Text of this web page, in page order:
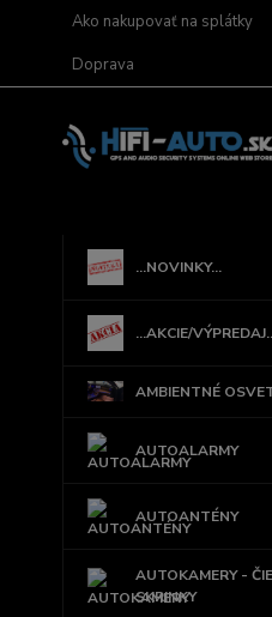
Ako nakupovať na splátky
Doprava
...NOVINKY...
...AKCIE/
AMBIENTNÉ
AUTOALARMY
AUTOANTÉNY
AUTOKAMERY -
SKRINKY